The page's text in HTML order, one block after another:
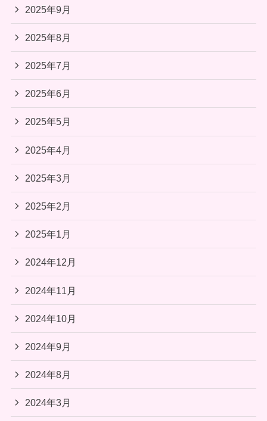
2025年9月
2025年8月
2025年7月
2025年6月
2025年5月
2025年4月
2025年3月
2025年2月
2025年1月
2024年12月
2024年11月
2024年10月
2024年9月
2024年8月
2024年3月